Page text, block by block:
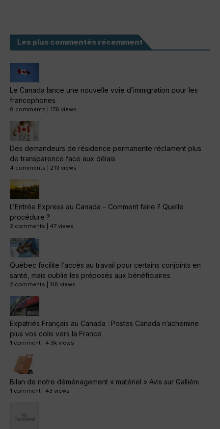
Les plus commentés récemment
Le Canada lance une nouvelle voie d’immigration pour les
francophones
8 comments 178 views
Des demandeurs de résidence permanente réclament plus
de transparence face aux délais
4 comments 213 views
L’Entrée Express au Canada – Comment faire ? Quelle
procédure ?
2 comments 47 views
Québec facilite l’accès au travail pour certains conjoints en
santé, mais oublie les préposés aux bénéficiaires
2 comments 118 views
Expatriés Français au Canada : Postes Canada n’achemine
plus vos colis vers la France
1 comment 4.3k views
Bilan de notre déménagement « matériel » Avis sur Galliéni
1 comment 43 views